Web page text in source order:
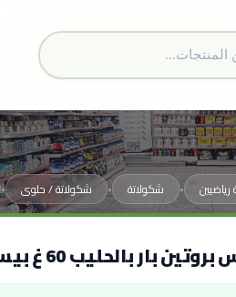
رياضيين • شكولاتة • شكولاتة / حلوى •
بار بالحليب 60 غ بيستاشيو